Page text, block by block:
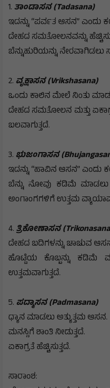
1. ತಾಂಡಾಸನ (Tadasana)
ಇದನ್ನು “ಪರ್ವತ ಆಸನ” ಎಂದು
ದೇಹದ ಸಮತೋಲನವನ್ನು
ಬೆನ್ನುಹುರಿಯನ್ನು
2. ವೃಕ್ಷಾಸನ (Vrikshasana)
ಒಂದು ಕಾಲಿನ ಮೇಲೆ ನಿಂತು
ದೇಹದ ಸಮತೋಲನ ಮತ್ತು
ಬಲವಾಗುತ್ತದೆ.
3. ಭುಜಂಗಾಸನ
ಇದನ್ನು “ಹಾವಿನ ಆಸನ” ಎಂದು
ಬೆನ್ನು ನೋವು ಕಡಿಮೆ
ಅಂಗಾಂಗಗಳಿಗೆ ಉತ್ತಮ
4.ತ್ರಿಕೋಣಾಸನ
ದೇಹದ ಬದಿಗಳನ್ನು ಚಾಚುವ
ಹೊಟ್ಟೆಯ ಕೊಬ್ಬನ್ನು ಕಡಿಮೆ
ಉತ್ತಮವಾಗುತ್ತದೆ.
5. ಪದ್ಮಾಸನ (Padmasana)
ಧ್ಯಾನ ಮಾಡಲು ಅತ್ಯುತ್ತಮ ಆಸನ.
ಮನಸ್ಸಿಗೆ ಶಾಂತಿ ನೀಡುತ್ತದೆ.
ಏಕಾಗ್ರತೆ ಹೆಚ್ಚಿಸುತ್ತದೆ.
ಸಾರಾಂಶ: